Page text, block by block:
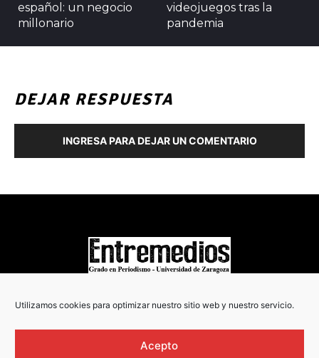
Utilizamos cookies para optimizar nuestro sitio web y nuestro servicio.
Acepto
español: un negocio
millonario
videojuegos tras la
pandemia
DEJAR RESPUESTA
INGRESA PARA DEJAR UN COMENTARIO